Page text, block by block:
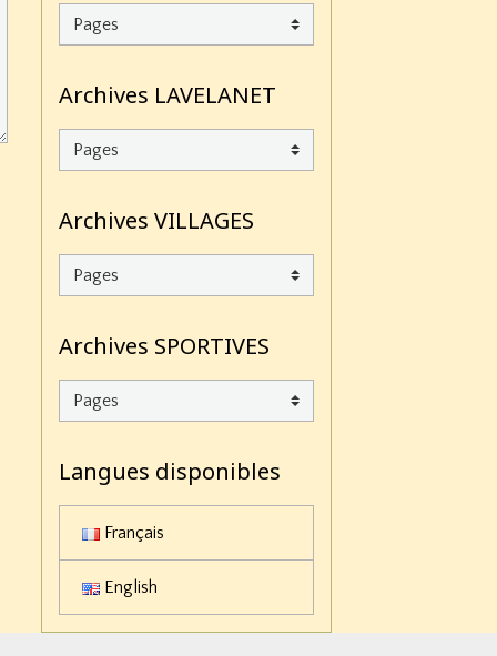
Archives LAVELANET
Archives VILLAGES
Archives SPORTIVES
Langues disponibles
Français
English